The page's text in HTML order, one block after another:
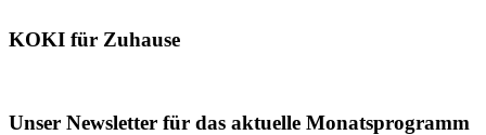
KOKI für Zuhause
Unser Newsletter für das aktuelle Monatsprogramm